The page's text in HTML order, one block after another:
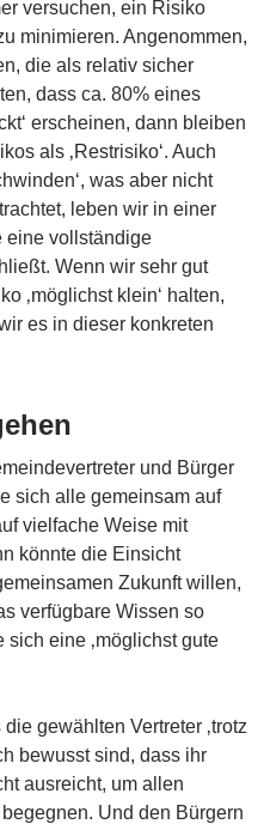
versuchen, ein Risiko
minimieren. Angenommen,
die als relativ sicher
dass ca. 80% eines
erscheinen, dann bleiben
als ‚Restrisiko‘. Auch
was aber nicht
leben wir in einer
eine vollständige
Wenn wir sehr gut
‚möglichst klein‘ halten,
es in dieser konkreten
und Bürger
sich alle gemeinsam auf
vielfache Weise mit
könnte die Einsicht
Zukunft willen,
verfügbare Wissen so
eine ‚möglichst gute
gewählten Vertreter ‚trotz
bewusst sind, dass ihr
ausreicht, um allen
Und den Bürgern